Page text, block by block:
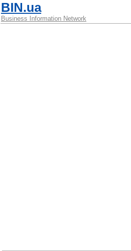
BIN.ua
Business Information Network